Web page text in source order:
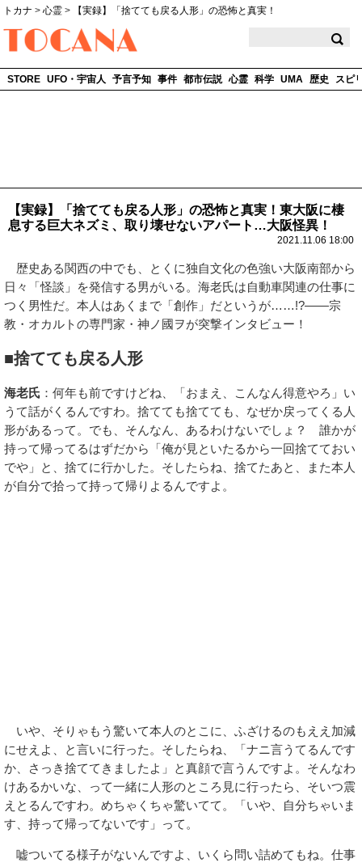
トカナ > 心霊 >
【実録】「捨てても戻る人形」の恐怖と真実！
STORE UFO・宇宙人 予言予知 事件 都市伝説 心霊 科学 UMA 歴史 スピ
【実録】「捨てても戻る人形」の恐怖と真実！東大阪に棲
息する巨大ネズミ、取り壊せないアパート…大阪怪異！
2021.11.06 18:00
歴史ある関西の中でも、とくに独自文化の色強い大阪南部から
日々「怪談」を発信する男がいる。海老氏は自動車関連の仕事に
つく男性だ。本人はあくまで「創作」だというが……!?――宗
教・オカルトの専門家・神ノ國ヲが突撃インタビュー！
■捨てても戻る人形
海老氏 ：何年も前ですけどね、「おまえ、こんなん得意やろ」い
うて話がくるんですわ。捨てても捨てても、なぜか戻ってくる人
形があるって。でも、そんなん、あるわけないでしょ？ 誰かが
持って帰ってるはずだから「俺が見といたるから一回捨てておい
でや」と、捨てに行かした。そしたらね、捨てたあと、また本人
が自分で拾って持って帰りよるんですよ。
いや、そりゃもう驚いて本人のとこに、ふざけるのもええ加減
にせえよ、と言いに行った。そしたらね、「ナニ言うてるんです
か、さっき捨ててきましたよ」と真顔で言うんですよ。そんなわ
けあるかいな、って一緒に人形のところ見に行ったら、そいつ震
えとるんですわ。めちゃくちゃ驚いてて。「いや、自分ちゃいま
す、持って帰ってないです」って。
嘘ついてる様子がないんですよ、いくら問い詰めてもね。仕事